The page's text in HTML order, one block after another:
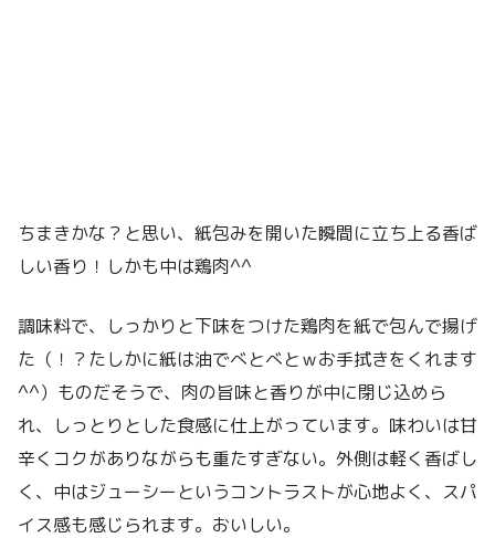
ちまきかな？と思い、紙包みを開いた瞬間に立ち上る香ば
しい香り！しかも中は鶏肉^^
調味料で、しっかりと下味をつけた鶏肉を紙で包んで揚げ
た（！？たしかに紙は油でべとべとｗお手拭きをくれます
^^）ものだそうで、肉の旨味と香りが中に閉じ込めら
れ、しっとりとした食感に仕上がっています。味わいは甘
辛くコクがありながらも重たすぎない。外側は軽く香ばし
く、中はジューシーというコントラストが心地よく、スパ
イス感も感じられます。おいしい。